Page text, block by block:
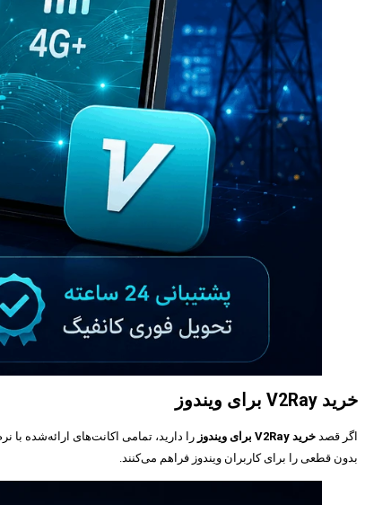
خرید V2Ray برای ویندوز
اگر قصد خرید V2Ray برای ویندوز
را دارید، تمامی اکانت‌های ارائه‌شده
بدون قطعی را برای کاربران ویندوز فراهم می‌کنند.